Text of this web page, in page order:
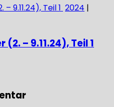
2024 |
– 9.11.24), Teil 1